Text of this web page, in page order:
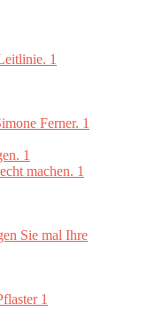
1
Ferner. 1
1
machen. 1
Sie mal Ihre
1